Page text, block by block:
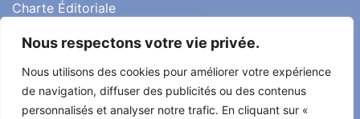
Nous respectons votre vie privée.
Nous utilisons des cookies pour améliorer votre expérience
de navigation, diffuser des publicités ou des contenus
personnalisés et analyser notre trafic. En cliquant sur «
Charte Éditoriale
Conditions d’utilisation
Témoignages